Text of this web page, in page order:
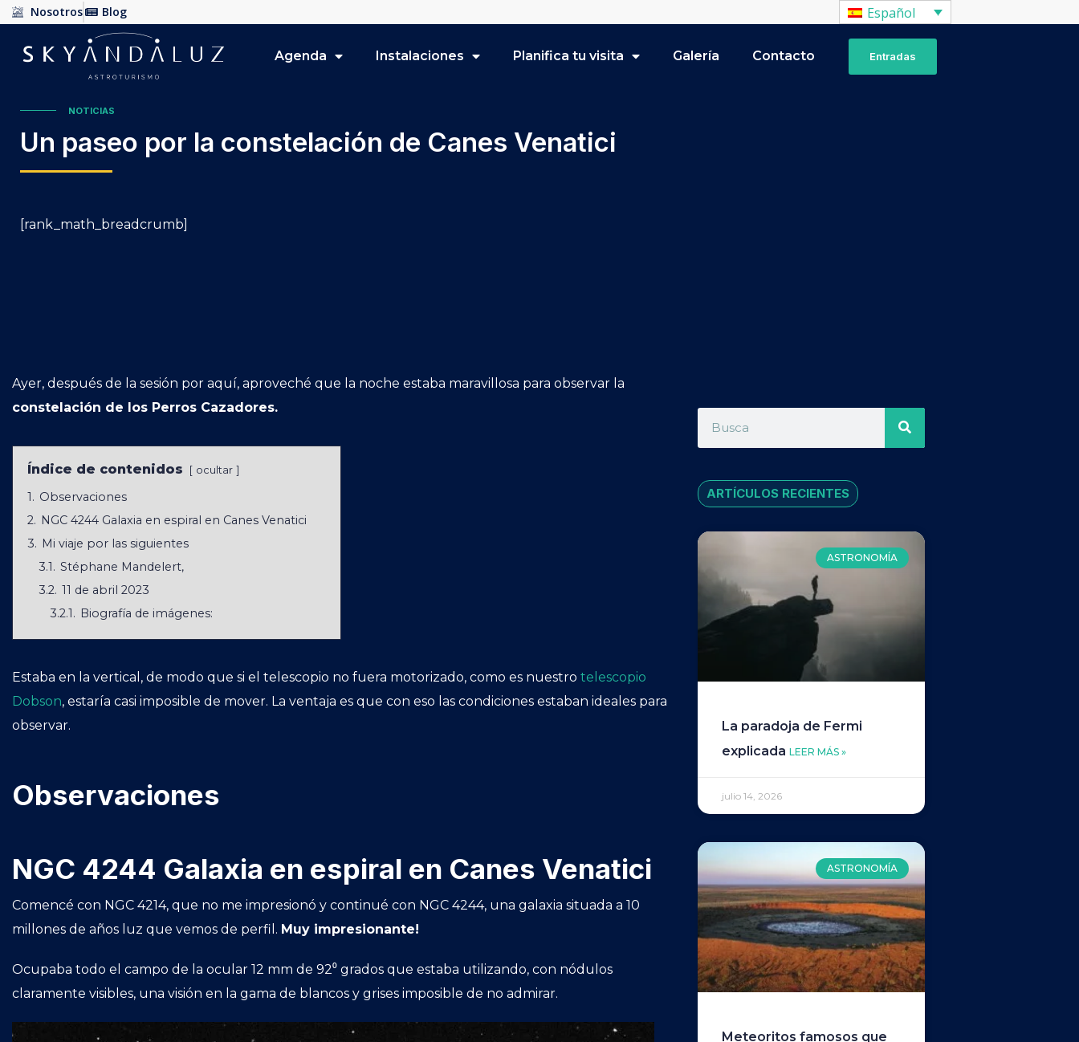
Nosotros Blog Español
Agenda Instalaciones Planifica tu visita Galería Contacto Entradas
NOTICIAS
Un paseo por la constelación de Canes Venatici
[rank_math_breadcrumb]
Ayer, después de la sesión por aquí, aproveché que la noche estaba maravillosa para observar la
constelación de los Perros Cazadores.
Índice de contenidos ocultar
1. Observaciones
2. NGC 4244 Galaxia en espiral en Canes Venatici
3. Mi viaje por las siguientes
3.1. Stéphane Mandelert,
3.2. 11 de abril 2023
3.2.1. Biografía de imágenes:
Estaba en la vertical, de modo que si el telescopio no fuera motorizado, como es nuestro telescopio
Dobson, estaría casi imposible de mover. La ventaja es que con eso las condiciones estaban ideales para
observar.
Observaciones
NGC 4244 Galaxia en espiral en Canes Venatici
Comencé con NGC 4214, que no me impresionó y continué con NGC 4244, una galaxia situada a 10
millones de años luz que vemos de perfil. Muy impresionante!
Ocupaba todo el campo de la ocular 12 mm de 92⁰ grados que estaba utilizando, con nódulos
claramente visibles, una visión en la gama de blancos y grises imposible de no admirar.
ARTÍCULOS RECIENTES
ASTRONOMÍA
La paradoja de Fermi
explicadaLEER MÁS »
julio 14, 2026
ASTRONOMÍA
Meteoritos famosos que